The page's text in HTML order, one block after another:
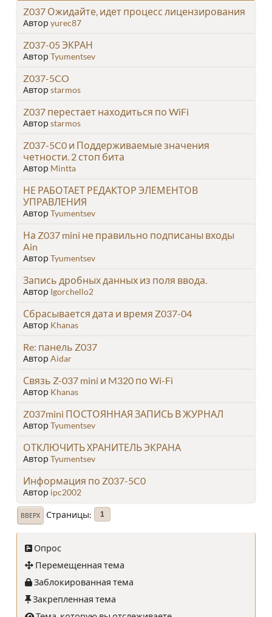
Z037 Ожидайте, идет процесс лицензирования
Автор yurec87
Z037-05 ЭКРАН
Автор Tyumentsev
Z037-5CO
Автор starmos
Z037 перестает находиться по WiFi
Автор starmos
Z037-5C0 и Поддерживаемые значения
четности. 2 стоп бита
Автор Mintta
НЕ РАБОТАЕТ РЕДАКТОР ЭЛЕМЕНТОВ
УПРАВЛЕНИЯ
Автор Tyumentsev
На Z037 mini не правильно подписаны входы
Ain
Автор Tyumentsev
Запись дробных данных из поля ввода.
Автор Igorchello2
Сбрасывается дата и время Z037-04
Автор Khanas
Re: панель Z037
Автор Aidar
Связь Z-037 mini и M320 по Wi-Fi
Автор Khanas
Z037mini ПОСТОЯННАЯ ЗАПИСЬ В ЖУРНАЛ
Автор Tyumentsev
ОТКЛЮЧИТЬ ХРАНИТЕЛЬ ЭКРАНА
Автор Tyumentsev
Информация по Z037-5C0
Автор ipc2002
ВВЕРХ Страницы 1
Опрос
Перемещенная тема
Заблокированная тема
Закрепленная тема